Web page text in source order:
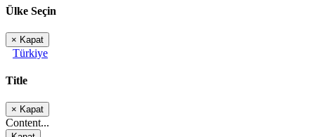
Ülke Seçin
× Kapat
Türkiye
Title
× Kapat
Content...